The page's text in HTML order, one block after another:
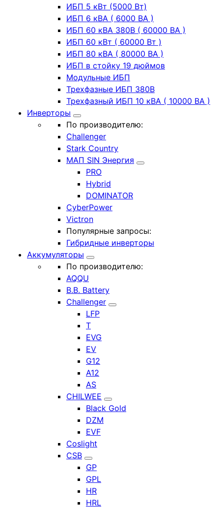
ИБП 5 кВт (5000 Вт)
ИБП 6 кВА ( 6000 ВА )
ИБП 60 кВА 380В ( 60000 ВА )
ИБП 60 кВт ( 60000 Вт )
ИБП 80 кВА ( 80000 ВА )
ИБП в стойку 19 дюймов
Модульные ИБП
Трехфазные ИБП 380В
Трехфазный ИБП 10 кВА ( 10000 ВА )
Инверторы
По производителю:
Challenger
Stark Country
МАП SIN Энергия
PRO
Hybrid
DOMINATOR
CyberPower
Victron
Популярные запросы:
Гибридные инверторы
Аккумуляторы
По производителю:
AQQU
B.B. Battery
Challenger
LFP
T
EVG
EV
G12
A12
AS
CHILWEE
Black Gold
DZM
EVF
Coslight
CSB
GP
GPL
HR
HRL